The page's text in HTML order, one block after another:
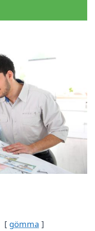
gömma